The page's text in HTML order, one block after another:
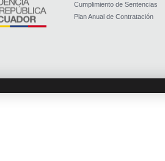
Cumplimiento de Sentencias
Plan Anual de Contratación